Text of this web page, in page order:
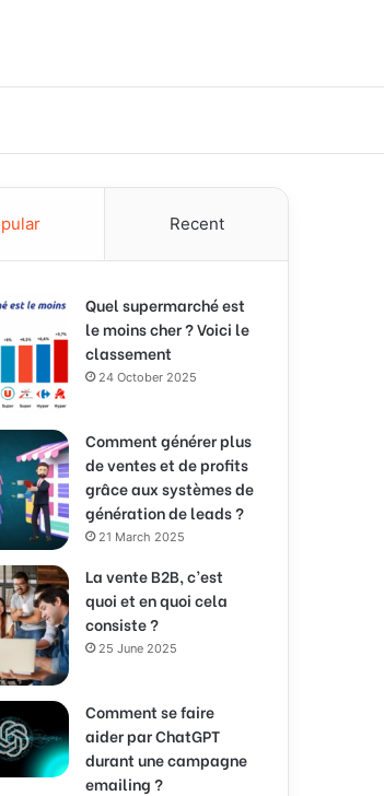
Recent
Quel supermarché est
le moins cher ? Voici le
classement
24 October 2025
Comment générer plus
de ventes et de profits
grâce aux systèmes de
génération de leads ?
21 March 2025
La vente B2B, c’est
quoi et en quoi cela
consiste ?
25 June 2025
Comment se faire
aider par ChatGPT
durant une campagne
emailing ?